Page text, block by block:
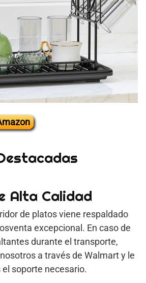
Alta Calidad
de platos viene respaldado
excepcional. En caso de
durante el transporte,
a través de Walmart y le
soporte necesario.